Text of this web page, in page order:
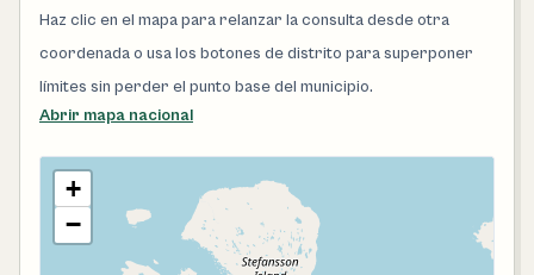
Haz clic en el mapa para relanzar la consulta desde otra
coordenada o usa los botones de distrito para superponer
límites sin perder el punto base del municipio.
Abrir mapa nacional
+
−